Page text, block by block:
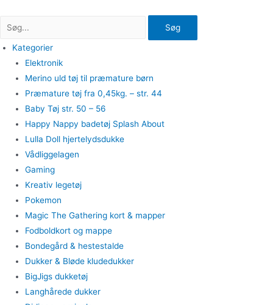
Søg
Kategorier
Elektronik
Merino uld tøj til præmature børn
Præmature tøj fra 0,45kg. – str. 44
Baby Tøj str. 50 – 56
Happy Nappy badetøj Splash About
Lulla Doll hjertelydsdukke
Vådliggelagen
Gaming
Kreativ legetøj
Pokemon
Magic The Gathering kort & mapper
Fodboldkort og mappe
Bondegård & hestestalde
Dukker & Bløde kludedukker
BigJigs dukketøj
Langhårede dukker